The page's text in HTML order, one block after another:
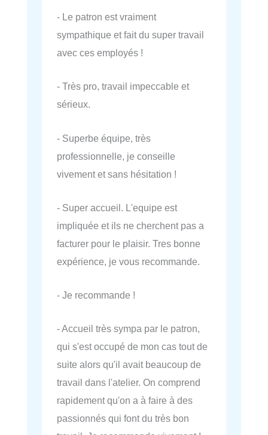
- Le patron est vraiment
sympathique et fait du super travail
avec ces employés !
- Très pro, travail impeccable et
sérieux.
- Superbe équipe, très
professionnelle, je conseille
vivement et sans hésitation !
- Super accueil. L'equipe est
impliquée et ils ne cherchent pas a
facturer pour le plaisir. Tres bonne
expérience, je vous recommande.
- Je recommande !
- Accueil très sympa par le patron,
qui s'est occupé de mon cas tout de
suite alors qu'il avait beaucoup de
travail dans l'atelier. On comprend
rapidement qu'on a à faire à des
passionnés qui font du très bon